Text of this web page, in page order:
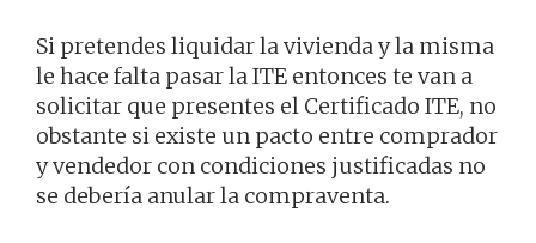
Si pretendes liquidar la vivienda y la misma
le hace falta pasar la ITE entonces te van a
solicitar que presentes el Certificado ITE, no
obstante si existe un pacto entre comprador
y vendedor con condiciones justificadas no
se debería anular la compraventa.